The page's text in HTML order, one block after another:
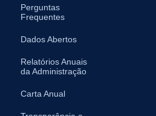
Perguntas
Frequentes
Dados Abertos
Relatórios Anuais
da Administração
Carta Anual